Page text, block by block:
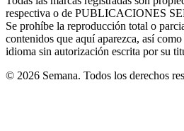
window
respectiva o de PUBLICACIONES
Se prohíbe la reproducción total o
contenidos que aquí aparezca, así
idioma sin autorización escrita por su
© 2026 Semana. Todos los derechos